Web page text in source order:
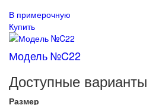
В примерочную
Купить
Модель №C22
Доступные варианты
Размер